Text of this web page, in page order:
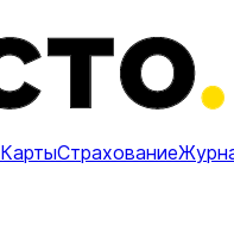
КартыСтрахование